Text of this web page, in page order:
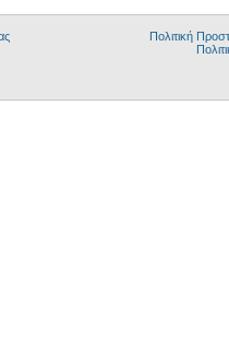
Πολιτική